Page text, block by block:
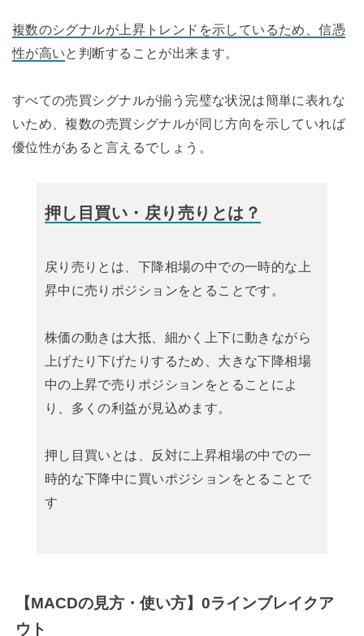
複数のシグナルが上昇トレンドを示しているため、信憑
性が高いと判断することが出来ます。
すべての売買シグナルが揃う完璧な状況は簡単に表れな
いため、複数の売買シグナルが同じ方向を示していれば
優位性があると言えるでしょう。
押し目買い・戻り売りとは？
戻り売りとは、下降相場の中での一時的な上
昇中に売りポジションをとることです。
株価の動きは大抵、細かく上下に動きながら
上げたり下げたりするため、大きな下降相場
中の上昇で売りポジションをとることによ
り、多くの利益が見込めます。
押し目買いとは、反対に上昇相場の中での一
時的な下降中に買いポジションをとることで
す
【MACDの見方・使い方】0ラインブレイクア
ウト